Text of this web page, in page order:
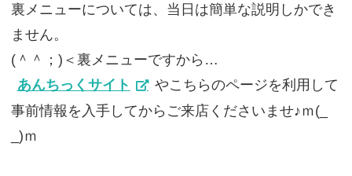
裏メニューについては、当日は簡単な説明しかでき
ません。
(＾＾；)＜裏メニューですから…
あんちっくサイト
やこちらのページを利用して
事前情報を入手してからご来店くださいませ♪ｍ(_
_)ｍ